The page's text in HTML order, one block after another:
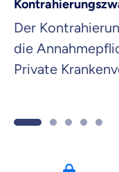
Der
die
Private